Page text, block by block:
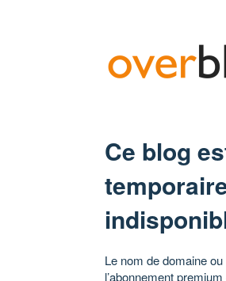
Ce blog
Le nom de domaine ou
l’abonnement